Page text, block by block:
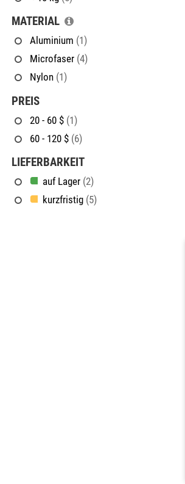
MATERIAL
Aluminium (1)
Microfaser (4)
Nylon (1)
PREIS
20 - 60 $ (1)
60 - 120 $ (6)
LIEFERBARKEIT
auf Lager (2)
kurzfristig (5)